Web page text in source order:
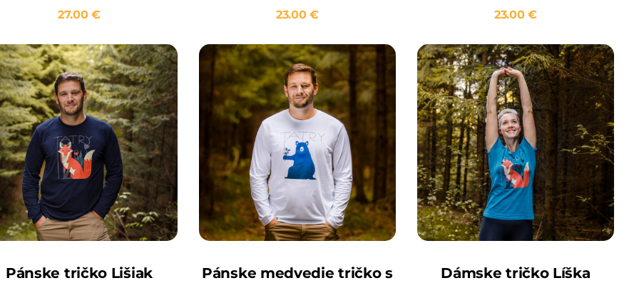
27.00€ 23.00€ 23.00€
Pánske tričko Lišiak
Pánske medvedie tričko s
Dámske tričko Líška